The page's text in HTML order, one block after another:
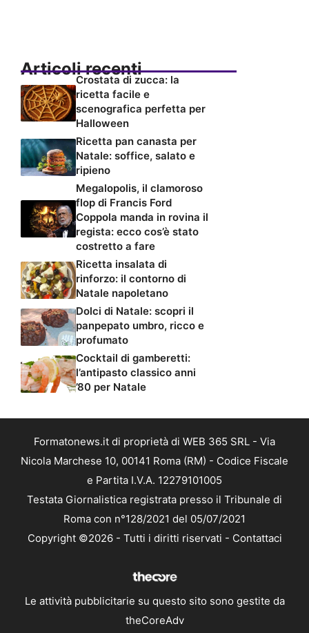
Articoli recenti
Crostata di zucca: la
ricetta facile e
scenografica perfetta per
Halloween
Ricetta pan canasta per
Natale: soffice, salato e
ripieno
Megalopolis, il clamoroso
flop di Francis Ford
Coppola manda in rovina il
regista: ecco cos’è stato
costretto a fare
Ricetta insalata di
rinforzo: il contorno di
Natale napoletano
Dolci di Natale: scopri il
panpepato umbro, ricco e
profumato
Cocktail di gamberetti:
l’antipasto classico anni
’80 per Natale
Formatonews.it di proprietà di WEB 365 SRL - Via
Nicola Marchese 10, 00141 Roma (RM) - Codice Fiscale
e Partita I.V.A. 12279101005
Testata Giornalistica registrata presso il Tribunale di
Roma con n°128/2021 del 05/07/2021
Copyright ©2026 - Tutti i diritti riservati - Contattaci
Le attività pubblicitarie su questo sito sono gestite da
theCoreAdv